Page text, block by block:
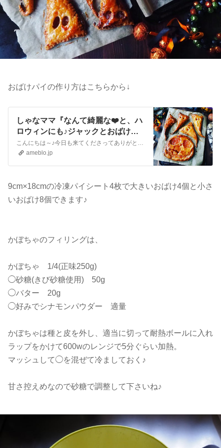
おばけパイの作り方はこちらから↓
しゃなママ『なんて綺麗な❤️と、ハ
ロウィンにも♪ジャックとおばけの
アップルパイ❤️』
こんにちは～♪今日も来てくださってありがとうございます。いつも沢山のコメントやメッセージ、クリップやリブログもほんとに嬉しいです♪全部にお返事できなくて申し訳…
ameblo.jp
9cm×18cmの冷凍パイシート4枚で大きいおばけ4個と小さ
いおばけ8個できます♪
かぼちゃのフィリングは、
かぼちゃ 1/4(正味250g)
◯砂糖(きび砂糖使用) 50g
◯バター 20g
◯好みでシナモンパウダー 適量
かぼちゃは種と皮を外し、適当に切って耐熱ボールに入れ
ラップをかけて600wのレンジで5分ぐらい加熱。
マッシュして◯を混ぜて冷ましておく♪
甘さ控えめなので砂糖で調整して下さいね♪